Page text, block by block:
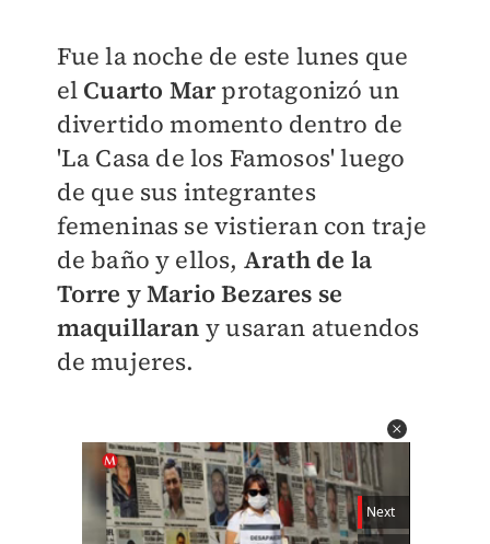
​Fue la noche de este lunes que
el Cuarto Marprotagonizó un
divertido momento dentro de
'La Casa de los Famosos' luego
de que sus integrantes
femeninas se vistieran con traje
de baño y ellos, Arath de la
Torre y Mario Bezares se
maquillaran y usaran atuendos
de mujeres.